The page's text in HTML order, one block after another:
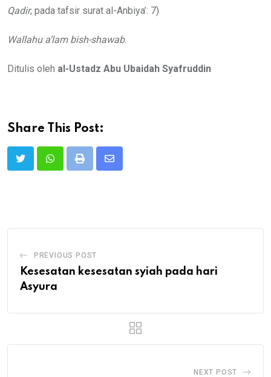
Qadir, pada tafsir surat al-Anbiya’: 7)
Wallahu a’lam bish-shawab.
Ditulis oleh al-Ustadz Abu Ubaidah Syafruddin
Share This Post:
Print
Share
PREVIOUS POST
Kesesatan kesesatan syiah pada hari
Asyura
NEXT POST